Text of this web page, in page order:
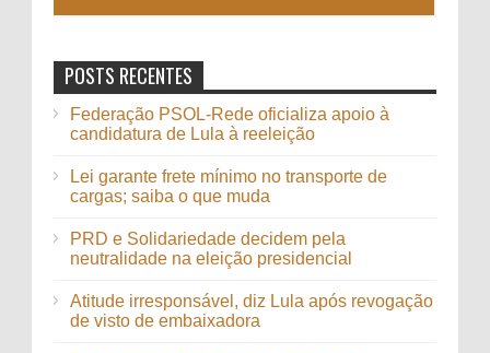
POSTS RECENTES
Federação PSOL-Rede oficializa apoio à
candidatura de Lula à reeleição
Lei garante frete mínimo no transporte de
cargas; saiba o que muda
PRD e Solidariedade decidem pela
neutralidade na eleição presidencial
Atitude irresponsável, diz Lula após revogação
de visto de embaixadora